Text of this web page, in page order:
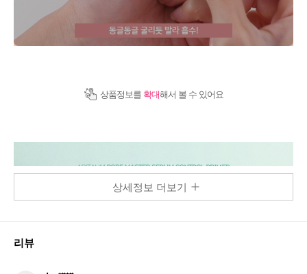
상품정보를 확대해서 볼 수 있어요
상세정보 더보기
리뷰